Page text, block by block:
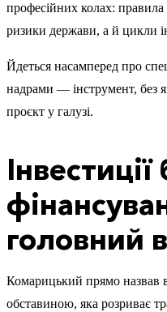
професійних колах:
ризики держави, а й цикли
Йдеться насамперед про
надрами — інструмент, без
проєкт у галузі.
Інвестиції
головний
Комарицький прямо назвав
обставиною, яка розриває